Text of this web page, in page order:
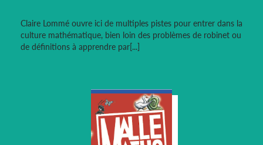
Claire Lommé ouvre ici de multiples pistes pour entrer dans la
culture mathématique, bien loin des problèmes de robinet ou
de définitions à apprendre par[...]